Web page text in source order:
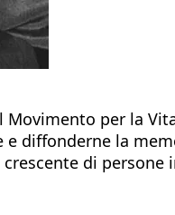
per la
diffonderne la
di